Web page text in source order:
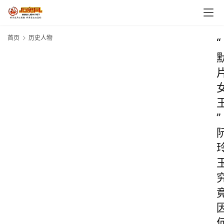
首页 历史人物
“
”